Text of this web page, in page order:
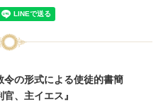
の形式による使徒的書簡
官、主イエス』